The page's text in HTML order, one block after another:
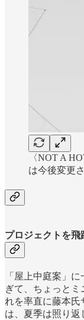
〈NOT A
は今後変更
プロジェクトを飛
「屋上中庭案」
ぎて、ちょっと
れを率直に藤本氏
は、夏季は照り返